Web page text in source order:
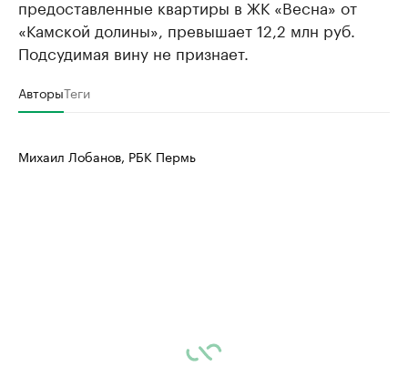
предоставленные квартиры в ЖК «Весна» от
«Камской долины», превышает 12,2 млн руб.
Подсудимая вину не признает.
АвторыТеги
Михаил Лобанов, РБК Пермь